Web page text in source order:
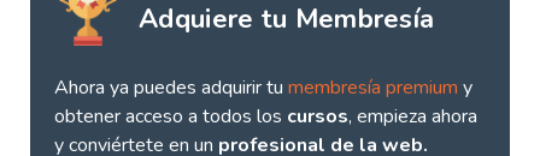
Adquiere tu Membresía
Ahora ya puedes adquirir tu membresía premium y
obtener acceso a todos los cursos, empieza ahora
y conviértete en un profesional de la web.